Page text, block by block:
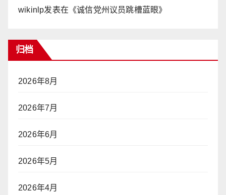
wikinlp发表在《诚信党州议员跳槽蓝眼》
归档
2026年8月
2026年7月
2026年6月
2026年5月
2026年4月